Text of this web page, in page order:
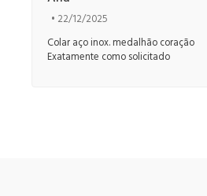
• 22/12/2025
Colar aço inox. medalhão coração
Exatamente como solicitado